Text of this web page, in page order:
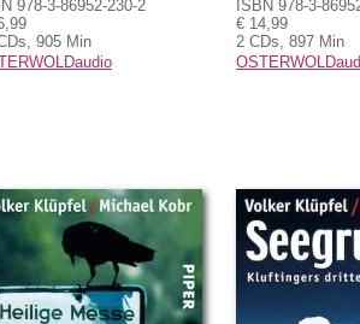
978-3-86952-230-2
905 Min
ISBN 978-3-
€ 14,99
2 CDs, 897 Min